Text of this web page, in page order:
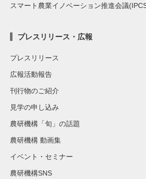
スマート農業イノベーション推進会議
プレスリリース・広報
プレスリリース
広報活動報告
刊行物のご紹介
見学の申し込み
農研機構「旬」の話題
農研機構 動画集
イベント・セミナー
農研機構SNS